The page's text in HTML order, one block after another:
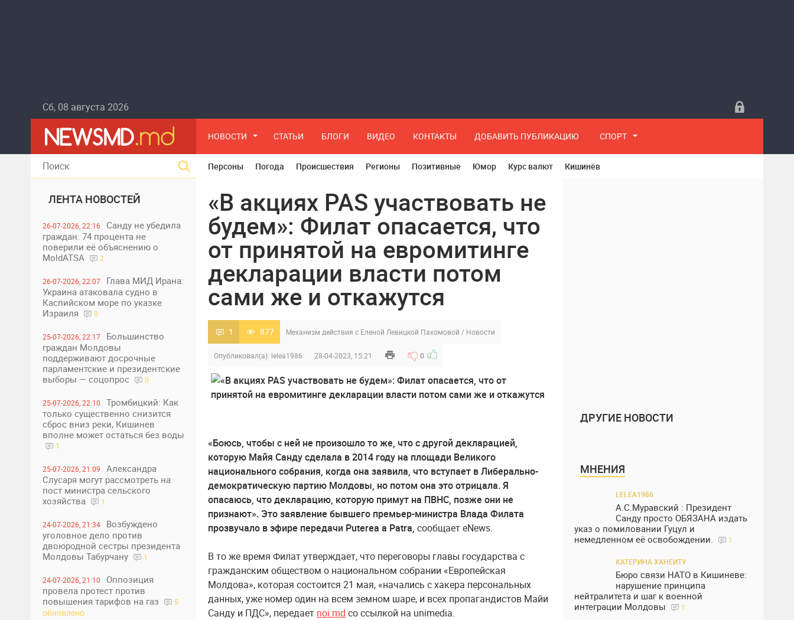
Сб, 08 августа 2026
НОВОСТИ СТАТЬИ БЛОГИ ВИДЕО КОНТАКТЫ ДОБАВИТЬ ПУБЛИКАЦИЮ СПОРТ
ЛЕНТА НОВОСТЕЙ
26-07-2026, 22:16
Санду не убедила
граждан: 74 процента не
поверили её объяснению о
MoldATSA
2
26-07-2026, 22:07
Глава МИД Ирана:
Украина атаковала судно в
Каспийском море по указке
Израиля
0
25-07-2026, 22:17
Большинство
граждан Молдовы
поддерживают досрочные
парламентские и президентские
выборы — соцопрос
0
25-07-2026, 22:10
Тромбицкий: Как
только существенно снизится
сброс вниз реки, Кишинев
вполне может остаться без воды
1
25-07-2026, 21:09
Александра
Слусаря могут рассмотреть на
пост министра сельского
хозяйства
1
24-07-2026, 21:34
Возбуждено
уголовное дело против
двоюродной сестры президента
Молдовы Табурчану
1
24-07-2026, 21:10
Оппозиция
провела протест против
повышения тарифов на газ
5
обновлено
Персоны Погода Происшествия Регионы Позитивные Юмор Курс валют Кишинёв
«В акциях PAS участвовать не
будем»: Филат опасается, что
от принятой на евромитинге
декларации власти потом
сами же и откажутся
1 877 Механизм действия с Еленой Левицкой Пахомовой / Новости
Опубликовал(а): lelea1986 28-04-2023, 15:21 0
«Боюсь, чтобы с ней не произошло то же, что с другой декларацией,
которую Майя Санду сделала в 2014 году на площади Великого
национального собрания, когда она заявила, что вступает в Либерально-
демократическую партию Молдовы, но потом она это отрицала. Я
опасаюсь, что декларацию, которую примут на ПВНС, позже они не
признают». Это заявление бывшего премьер-министра Влада Филата
прозвучало в эфире передачи Puterea a Patra, сообщает eNews.
В то же время Филат утверждает, что переговоры главы государства с
гражданским обществом о национальном собрании «Европейская
Молдова», которая состоится 21 мая, «начались с хакера персональных
данных, уже номер один на всем земном шаре, и всех пропагандистов Майи
Санду и ПДС», передает noi.md со ссылкой на unimedia.
ДРУГИЕ НОВОСТИ
МНЕНИЯ
LELEA1986
А.С.Муравский : Президент
Санду просто ОБЯЗАНА издать
указ о помиловании Гуцул и
немедленном её освобождении.
1
КАТЕРИНА ХАНЕИТУ
Бюро связи НАТО в Кишиневе:
нарушение принципа
нейтралитета и шаг к военной
интеграции Молдовы
1